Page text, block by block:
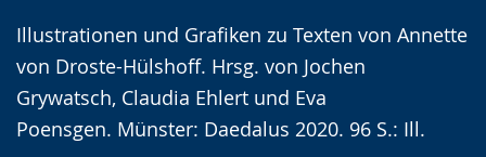
Illustrationen und Grafiken zu Texten von Annette
von Droste-Hülshoff. Hrsg. von Jochen
Grywatsch, Claudia Ehlert und Eva
Poensgen. Münster: Daedalus 2020. 96 S.: Ill.
wechseln.
Deutscher
Gebärdensprache
wird
angezeigt.